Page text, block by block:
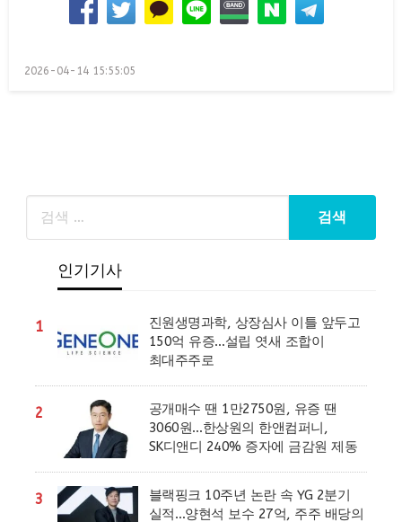
Posted
2026-04-14 15:55:05
인기기사
1
진원생명과학, 상장심사 이틀 앞두고
150억 유증…설립 엿새 조합이
최대주주로
2
공개매수 땐 1만2750원, 유증 땐
3060원…한상원의 한앤컴퍼니,
SK디앤디 240% 증자에 금감원 제동
3
블랙핑크 10주년 논란 속 YG 2분기
실적…양현석 보수 27억, 주주 배당의